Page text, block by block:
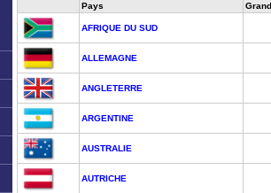
Pays
AFRIQUE DU SUD
ALLEMAGNE
ANGLETERRE
ARGENTINE
AUSTRALIE
AUTRICHE